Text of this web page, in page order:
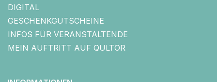
DIGITAL
GESCHENKGUTSCHEINE
INFOS FÜR VERANSTALTENDE
MEIN AUFTRITT AUF QULTOR